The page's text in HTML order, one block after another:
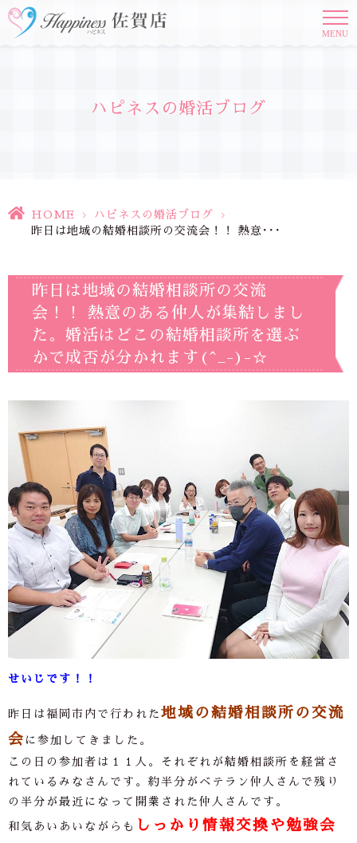
MENU
ハピネスの婚活ブログ
HOME > ハピネスの婚活ブログ
>
昨日は地域の結婚相談所の交流会！！ 熱意･･･
昨日は地域の結婚相談所の交流
会！！ 熱意のある仲人が集結しまし
た。婚活はどこの結婚相談所を選ぶ
かで成否が分かれます(^_-)-☆
せいじです！！
昨日は福岡市内で行われた 地域の結婚相談所の交流
会 に参加してきました。
この日の参加者は１１人。それぞれが結婚相談所を経営さ
れているみなさんです。約半分がベテラン仲人さんで残り
の半分が最近になって開業された仲人さんです。
和気あいあいながらも しっかり情報交換や勉強会